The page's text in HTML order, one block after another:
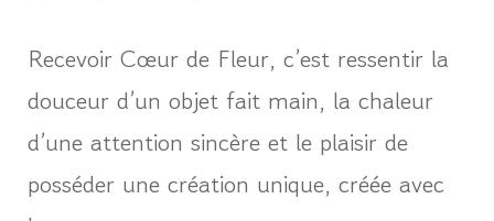
Recevoir Cœur de Fleur, c’est ressentir la
douceur d’un objet fait main, la chaleur
d’une attention sincère et le plaisir de
posséder une création unique, créée avec